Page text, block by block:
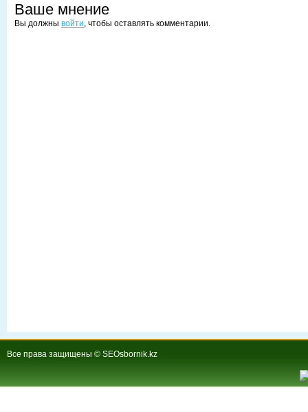
Ваше мнение
Вы должны войти, чтобы оставлять комментарии.
Все права защищены © SEOsbornik.kz